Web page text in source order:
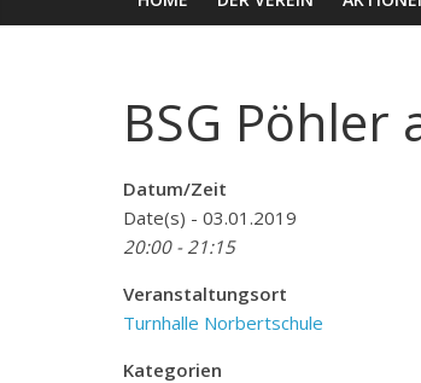
BSG Pöhler
Datum/Zeit
Date(s) - 03.01.2019
20:00 - 21:15
Veranstaltungsort
Turnhalle Norbertschule
Kategorien